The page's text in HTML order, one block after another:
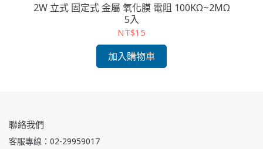
2W 立式 固定式 金屬 氧化膜 電阻 100KΩ~2MΩ
5入
NT$15
加入購物車
聯絡我們
客服專線：02-29959017